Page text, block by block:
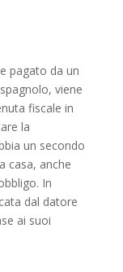
pagato da un
viene
fiscale in
la
un secondo
casa, anche
In
dal datore
ai suoi